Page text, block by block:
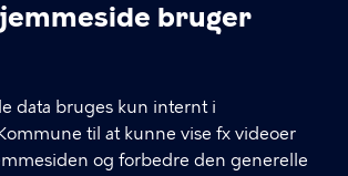
bruger
data bruges kun internt i
til at kunne vise fx videoer
og forbedre den generelle
Kommune
kontakter her
64942212